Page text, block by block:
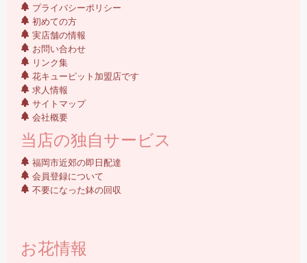
プライバシーポリシー
初めての方
実店舗の情報
お問い合わせ
リンク集
花キューピット加盟店です
求人情報
サイトマップ
会社概要
当店の独自サービス
福岡市近郊の即日配達
会員登録について
不要になった鉢の回収
お花情報